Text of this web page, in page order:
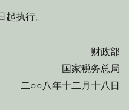
执行。
财政部
国家税务总局
二○○八年十二月十八日